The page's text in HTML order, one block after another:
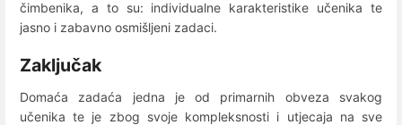
čimbenika, a to su: individualne karakteristike učenika te
jasno i zabavno osmišljeni zadaci.
Zaključak
Domaća zadaća jedna je od primarnih obveza svakog
učenika te je zbog svoje kompleksnosti i utjecaja na sve